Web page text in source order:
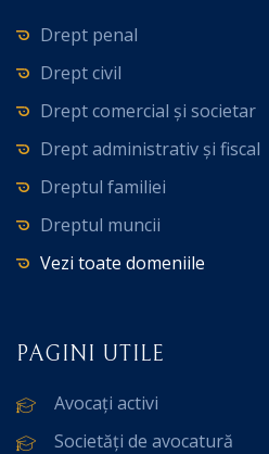
Drept penal
Drept civil
Drept comercial și societar
Drept administrativ și fiscal
Dreptul familiei
Dreptul muncii
Vezi toate domeniile
PAGINI UTILE
Avocați activi
Societăți de avocatură